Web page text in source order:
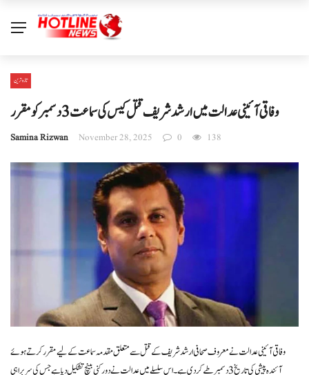
تازہ ترین
وفاقی آئینی عدالت میں ارشد شریف قتل کیس کی سماعت 3 دسمبر کو مقرر
Samina Rizwan November 28, 2025 0 138
وفاقی آئینی عدالت نے معروف صحافی ارشد شریف کے قتل سے متعلق مقدمہ سماعت کے لیے مقرر کرتے ہوئے
آئندہ پیشی کی تاریخ 3 دسمبر طے کر دی ہے۔ اس سلسلے میں عدالت نے دو رکنی بینچ تشکیل دیا ہے جس کی سربراہی